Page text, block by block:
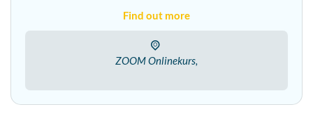
Find out more
ZOOM Onlinekurs,